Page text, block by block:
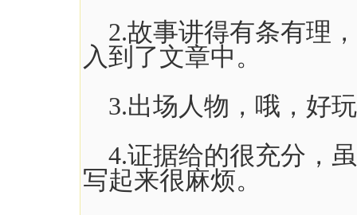
2.故事讲得有条有理
入到了文章中。
3.出场人物，哦，好
4.证据给的很充分，
写起来很麻烦。